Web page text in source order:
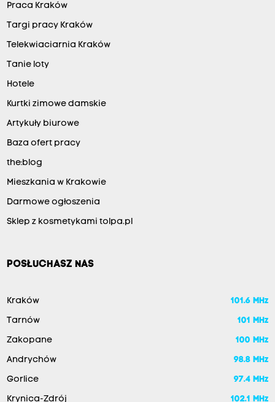
Praca Kraków
Targi pracy Kraków
Telekwiaciarnia Kraków
Tanie loty
Hotele
Kurtki zimowe damskie
Artykuły biurowe
Baza ofert pracy
the:blog
Mieszkania w Krakowie
Darmowe ogłoszenia
Sklep z kosmetykami tolpa.pl
POSŁUCHASZ NAS
Kraków 101.6 MHz
Tarnów 101 MHz
Zakopane 100 MHz
Andrychów 98.8 MHz
Gorlice 97.4 MHz
Krynica-Zdrój 102.1 MHz